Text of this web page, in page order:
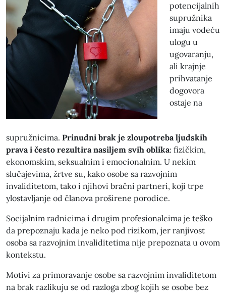
potencijalnih
supružnika
imaju vodeću
ulogu u
ugovaranju,
ali krajnje
prihvatanje
dogovora
ostaje na
supružnicima. Prinudni brak je zloupotreba ljudskih
prava i često rezultira nasiljem svih oblika: fizičkim,
ekonomskim, seksualnim i emocionalnim. U nekim
slučajevima, žrtve su, kako osobe sa razvojnim
invaliditetom, tako i njihovi bračni partneri, koji trpe
ylostavljanje od članova proširene porodice.
Socijalnim radnicima i drugim profesionalcima je teško
da prepoznaju kada je neko pod rizikom, jer ranjivost
osoba sa razvojnim invaliditetima nije prepoznata u ovom
kontekstu.
Motivi za primoravanje osobe sa razvojnim invaliditetom
na brak razlikuju se od razloga zbog kojih se osobe bez